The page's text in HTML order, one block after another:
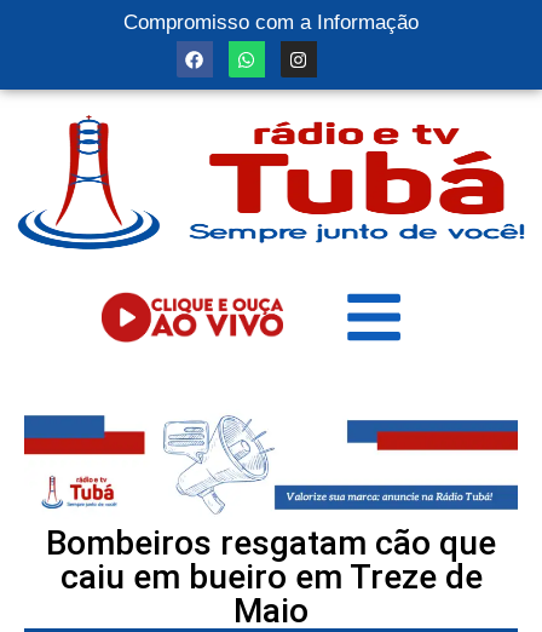
Compromisso com a Informação
Bombeiros resgatam cão que
caiu em bueiro em Treze de
Maio